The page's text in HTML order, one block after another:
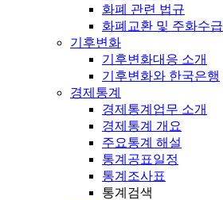
화폐 관련 법규
화폐교환 및 주화수급
기후변화
기후변화대응 소개
기후변화와 한국은행
경제통계
경제통계업무 소개
경제통계 개요
주요통계 해설
통계공표일정
통계조사표
통계검색